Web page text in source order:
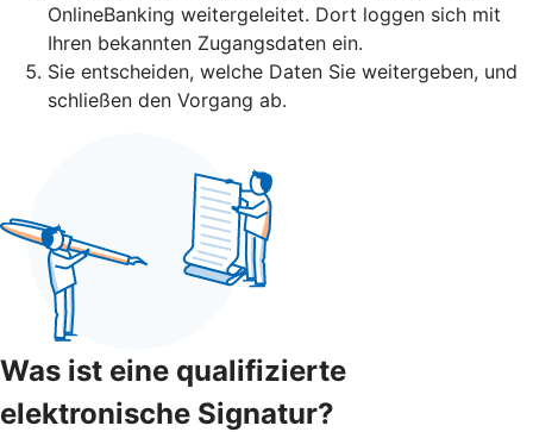
OnlineBanking weitergeleitet. Dort loggen sich mit
Ihren bekannten Zugangsdaten ein.
Sie entscheiden, welche Daten Sie weitergeben, und
schließen den Vorgang ab.
Was ist eine qualifizierte
elektronische Signatur?